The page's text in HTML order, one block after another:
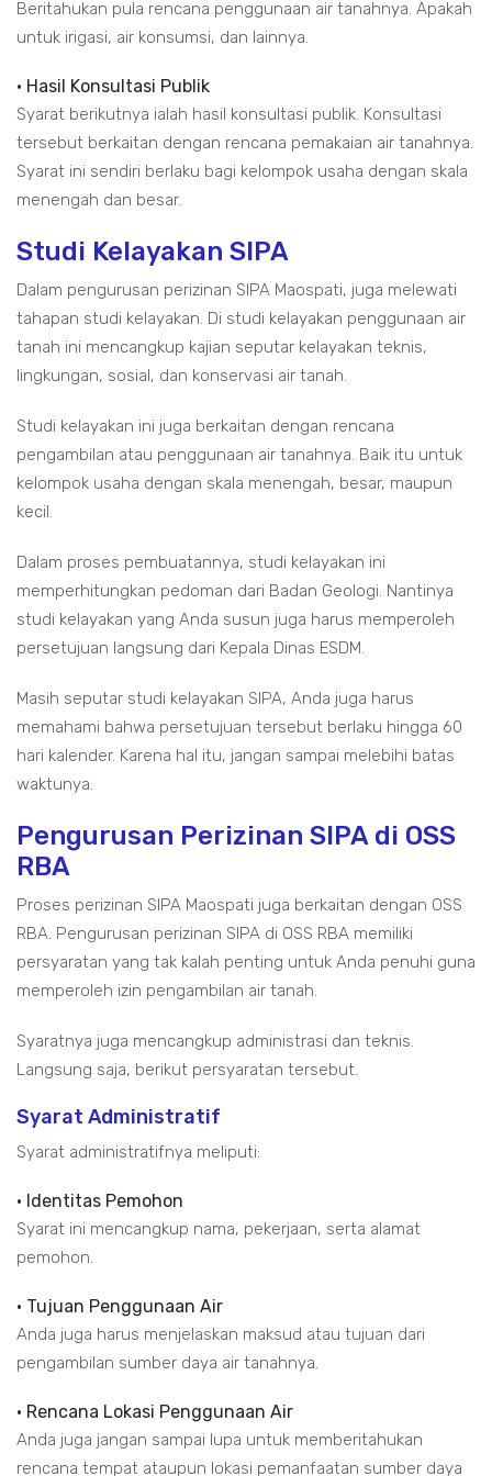
Beritahukan pula rencana penggunaan air tanahnya. Apakah
untuk irigasi, air konsumsi, dan lainnya.
• Hasil Konsultasi Publik
Syarat berikutnya ialah hasil konsultasi publik. Konsultasi
tersebut berkaitan dengan rencana pemakaian air tanahnya.
Syarat ini sendiri berlaku bagi kelompok usaha dengan skala
menengah dan besar.
Studi Kelayakan SIPA
Dalam pengurusan perizinan SIPA Maospati, juga melewati
tahapan studi kelayakan. Di studi kelayakan penggunaan air
tanah ini mencangkup kajian seputar kelayakan teknis,
lingkungan, sosial, dan konservasi air tanah.
Studi kelayakan ini juga berkaitan dengan rencana
pengambilan atau penggunaan air tanahnya. Baik itu untuk
kelompok usaha dengan skala menengah, besar, maupun
kecil.
Dalam proses pembuatannya, studi kelayakan ini
memperhitungkan pedoman dari Badan Geologi. Nantinya
studi kelayakan yang Anda susun juga harus memperoleh
persetujuan langsung dari Kepala Dinas ESDM.
Masih seputar studi kelayakan SIPA, Anda juga harus
memahami bahwa persetujuan tersebut berlaku hingga 60
hari kalender. Karena hal itu, jangan sampai melebihi batas
waktunya.
Pengurusan Perizinan SIPA di OSS
RBA
Proses perizinan SIPA Maospati juga berkaitan dengan OSS
RBA. Pengurusan perizinan SIPA di OSS RBA memiliki
persyaratan yang tak kalah penting untuk Anda penuhi guna
memperoleh izin pengambilan air tanah.
Syaratnya juga mencangkup administrasi dan teknis.
Langsung saja, berikut persyaratan tersebut.
Syarat Administratif
Syarat administratifnya meliputi:
• Identitas Pemohon
Syarat ini mencangkup nama, pekerjaan, serta alamat
pemohon.
• Tujuan Penggunaan Air
Anda juga harus menjelaskan maksud atau tujuan dari
pengambilan sumber daya air tanahnya.
• Rencana Lokasi Penggunaan Air
Anda juga jangan sampai lupa untuk memberitahukan
rencana tempat ataupun lokasi pemanfaatan sumber daya